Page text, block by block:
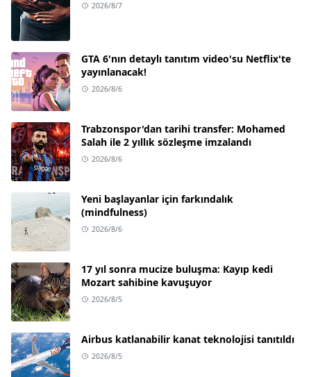
2026/8/7
GTA 6'nın detaylı tanıtım video'su Netflix'te
yayınlanacak!
2026/8/6
Trabzonspor'dan tarihi transfer: Mohamed
Salah ile 2 yıllık sözleşme imzalandı
2026/8/6
Yeni başlayanlar için farkındalık
(mindfulness)
2026/8/6
17 yıl sonra mucize buluşma: Kayıp kedi
Mozart sahibine kavuşuyor
2026/8/5
Airbus katlanabilir kanat teknolojisi tanıtıldı
2026/8/5